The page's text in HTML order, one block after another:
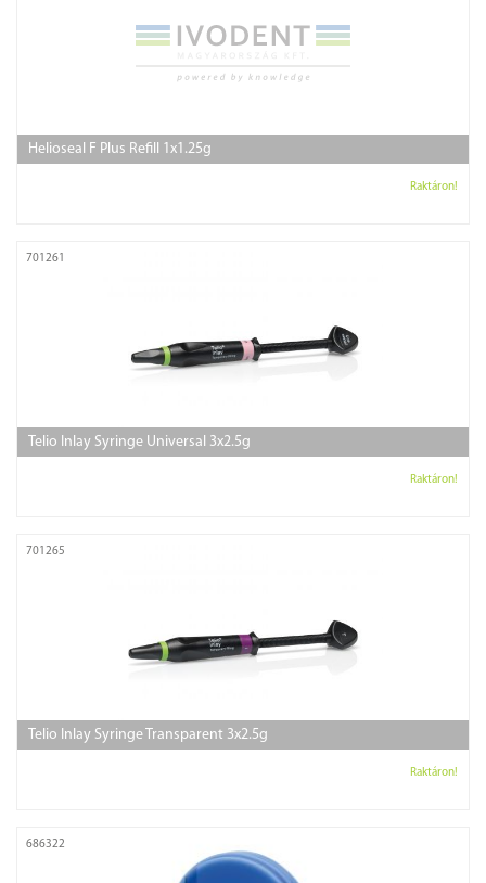
Helioseal F Plus Refill 1x1.25g
Raktáron!
701261
Telio Inlay Syringe Universal 3x2.5g
Raktáron!
701265
Telio Inlay Syringe Transparent 3x2.5g
Raktáron!
686322